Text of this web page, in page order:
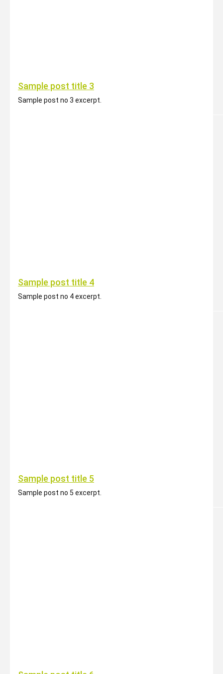
Sample post title 3
Sample post no 3 excerpt.
Sample post title 4
Sample post no 4 excerpt.
Sample post title 5
Sample post no 5 excerpt.